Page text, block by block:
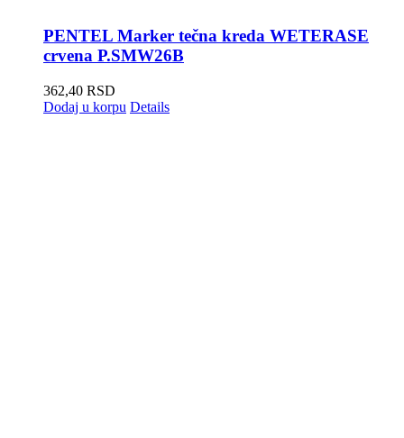
PENTEL Marker tečna kreda WETERASE
crvena P.SMW26B
362,40 RSD
Dodaj u korpu Details